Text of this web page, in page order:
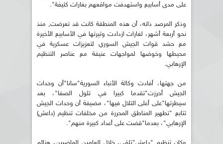
على مدى أسابيع واستهدفت مواقعهم بغارات كثيفة".
وذكر المرصد ذاته، أن هذه المنطقة كانت قد تعرضت, منذ
نحو أربعة أشهر، لغارات ازدادت وتيرتها في الأسابيع الأخيرة
مع حشد قوات الجيش السوري لتعزيزات عسكرية في
محيطها وخوضها لمواجهات عنيفة مع عناصر التنظيم
الإرهابي.
من جهتها، أفادت وكالة الأنباء السورية"سانا"أن وحدات
الجيش أحرزت"تقدما كبيرا في تلول الصفا"، بعد
سيطرتها"على أعلى التلال فيها"، مضيفة أن وحدات الجيش
تتابع "تطهير المناطق المحررة من مخلفات تنظيم (داعش)
الإرهابي"، بعدما"قضت على أعداد كبيرة منهم".